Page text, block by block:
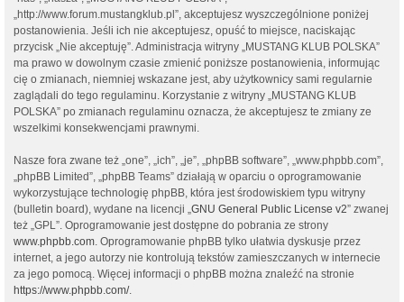
„http://www.forum.mustangklub.pl”, akceptujesz wyszczególnione poniżej
postanowienia. Jeśli ich nie akceptujesz, opuść to miejsce, naciskając
przycisk „Nie akceptuję”. Administracja witryny „MUSTANG KLUB POLSKA”
ma prawo w dowolnym czasie zmienić poniższe postanowienia, informując
cię o zmianach, niemniej wskazane jest, aby użytkownicy sami regularnie
zaglądali do tego regulaminu. Korzystanie z witryny „MUSTANG KLUB
POLSKA” po zmianach regulaminu oznacza, że akceptujesz te zmiany ze
wszelkimi konsekwencjami prawnymi.
Nasze fora zwane też „one”, „ich”, „je”, „phpBB software”, „www.phpbb.com”,
„phpBB Limited”, „phpBB Teams” działają w oparciu o oprogramowanie
wykorzystujące technologię phpBB, która jest środowiskiem typu witryny
(bulletin board), wydane na licencji „GNU General Public License v2” zwanej
też „GPL”. Oprogramowanie jest dostępne do pobrania ze strony
www.phpbb.com. Oprogramowanie phpBB tylko ułatwia dyskusje przez
internet, a jego autorzy nie kontrolują tekstów zamieszczanych w internecie
za jego pomocą. Więcej informacji o phpBB można znaleźć na stronie
https://www.phpbb.com/.